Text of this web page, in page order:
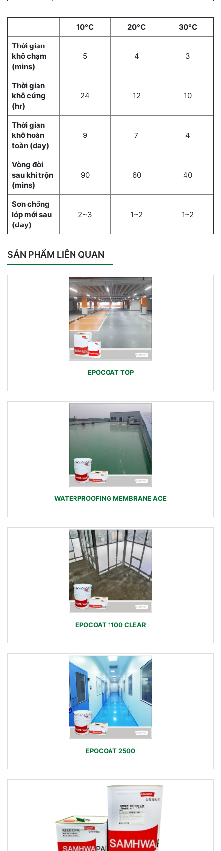
10°C 20°C
30°C
Thời gian
khô chạm
(mins)
5 4 3
Thời gian
khô cứng
(hr)
24 12 10
Thời gian
khô hoàn
toàn (day)
9 7 4
Vòng đời
sau khi trộn
(mins)
90 60 40
Sơn chống
lớp mới sau
(day)
2~3 1~2 1~2
SẢN PHẨM LIÊN QUAN
EPOCOAT TOP
WATERPROOFING MEMBRANE ACE
EPOCOAT 1100 CLEAR
EPOCOAT 2500